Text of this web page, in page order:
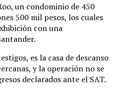
un condominio de 450
500 mil pesos, los cuales
con una
es la casa de descanso
y la operación no se
declarados ante el SAT.